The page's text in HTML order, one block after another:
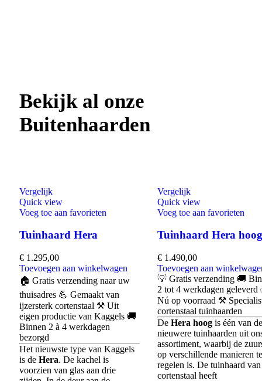
Bekijk al onze
Buitenhaarden
Vergelijk
Quick view
Voeg toe aan favorieten
Tuinhaard Hera
€ 1.295,00
Toevoegen aan winkelwagen
🏠 Gratis verzending naar uw
thuisadres 💪 Gemaakt van
ijzersterk cortenstaal ⚒️ Uit
eigen productie van Kaggels 🚚
Binnen 2 à 4 werkdagen
bezorgd
Het nieuwste type van Kaggels
is de Hera. De kachel is
voorzien van glas aan drie
Vergelijk
Quick view
Voeg toe aan favorieten
Tuinhaard Hera hoog
€ 1.490,00
Toevoegen aan
💡 Gratis verzending 🚚
2 tot 4 werkdagen geleverd
Nú op voorraad ⚒️
cortenstaal tuinhaarden
De Hera hoog is één van de
nieuwere tuinhaarden uit
assortiment, waarbij de
op verschillende manieren te
regelen is. De tuinhaard van
cortenstaal heeft